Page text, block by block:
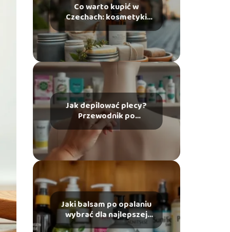
Co warto kupić w
Czechach: kosmetyki
warte uwagi?
Jak depilować plecy?
Przewodnik po
najlepszych metodach
Jaki balsam po opalaniu
wybrać dla najlepszej
pielęgnacji skóry?